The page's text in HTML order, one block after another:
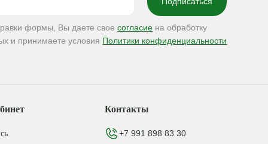
формы, Вы даете своесогласие на обработку
и принимаете условия Политики конфиденциальности
Контакты
+7 991 898 83 30